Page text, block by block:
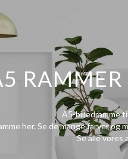
A5-billedramme
her. Se de mange farver og
Se alle vores